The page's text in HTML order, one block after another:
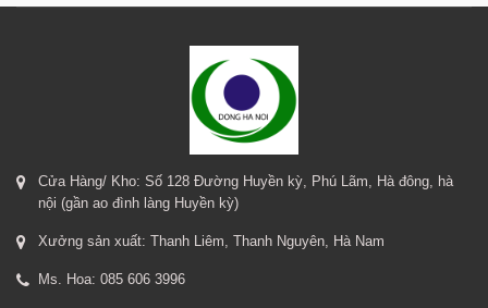
Cửa Hàng/ Kho: Số 128 Đường Huyền kỳ, Phú Lãm, Hà đông, hà
nội (gần ao đình làng Huyền kỳ)
Xưởng sản xuất: Thanh Liêm, Thanh Nguyên, Hà Nam
Ms. Hoa: 085 606 3996